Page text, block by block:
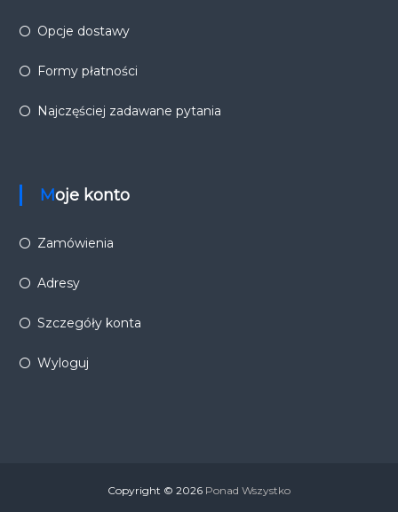
Opcje dostawy
Formy płatności
Najczęściej zadawane pytania
Moje konto
Zamówienia
Adresy
Szczegóły konta
Wyloguj
Copyright © 2026 Ponad Wszystko